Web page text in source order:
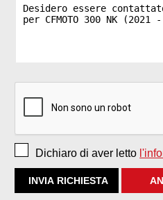
Dichiaro di aver letto